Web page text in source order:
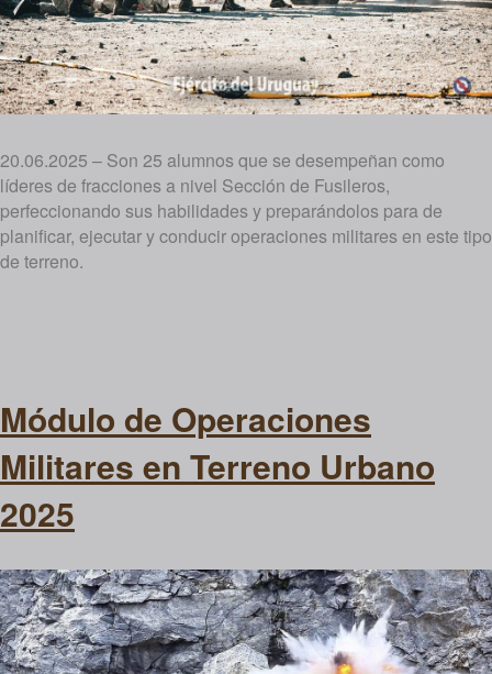
20.06.2025 – Son 25 alumnos que se desempeñan como
líderes de fracciones a nivel Sección de Fusileros,
perfeccionando sus habilidades y preparándolos para de
planificar, ejecutar y conducir operaciones militares en este tipo
de terreno.
Módulo de Operaciones
Militares en Terreno Urbano
2025